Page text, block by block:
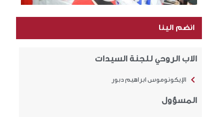
انضم الينا
الاب الروحي للجنة السيدات
الإيكونوموس ابراهيم دبور
المسؤول